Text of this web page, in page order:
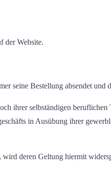
der Website.
seine Bestellung absendet
ihrer selbständigen
in Ausübung ihrer
deren Geltung hiermit